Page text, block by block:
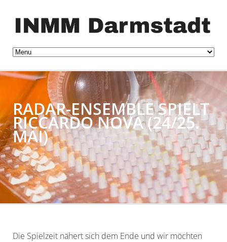
RADAR-ENSEMBLE SPIELT
RICCARDO NOVA (24/25.
MAI)
Die Spielzeit nähert sich dem Ende und wir möchten